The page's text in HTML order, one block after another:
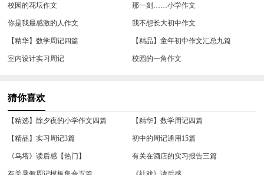
校园的花坛作文 那一刻……小学作文
你是我最感激的人作文 我不想长大初中作文
【精华】数学周记四篇 【精品】童年初中作文汇总九篇
室内设计实习周记 校园的一角作文
猜你喜欢
【精选】除夕夜的小学作文四篇 【精华】数学周记四篇
【精品】实习周记3篇 初中的周记通用15篇
《乌塔》读后感【热门】 有关在酒店的实习报告三篇